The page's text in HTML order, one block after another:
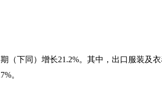
（下同）增长21.2%。其中，出口服装及
。